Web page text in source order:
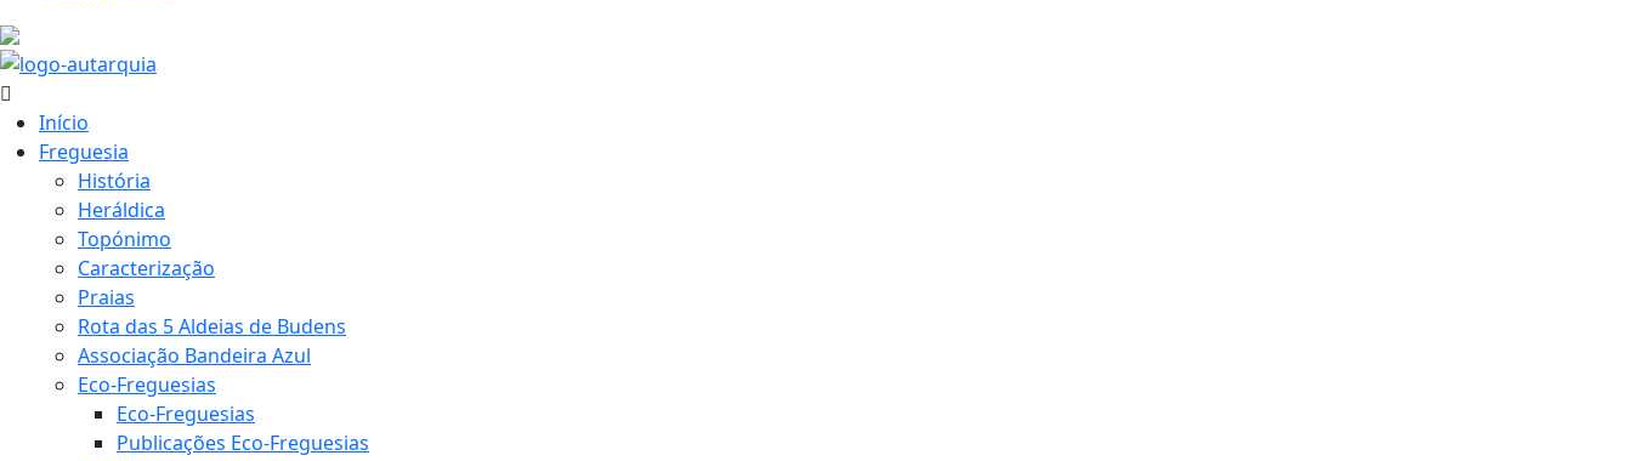
Início
Freguesia
História
Heráldica
Topónimo
Caracterização
Praias
Rota das 5 Aldeias de Budens
Associação Bandeira Azul
Eco-Freguesias
Eco-Freguesias
Publicações Eco-Freguesias